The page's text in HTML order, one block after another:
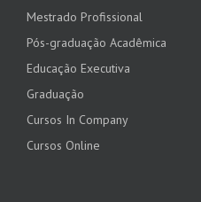
Mestrado Profissional
Pós-graduação Acadêmica
Educação Executiva
Graduação
Cursos In Company
Cursos Online